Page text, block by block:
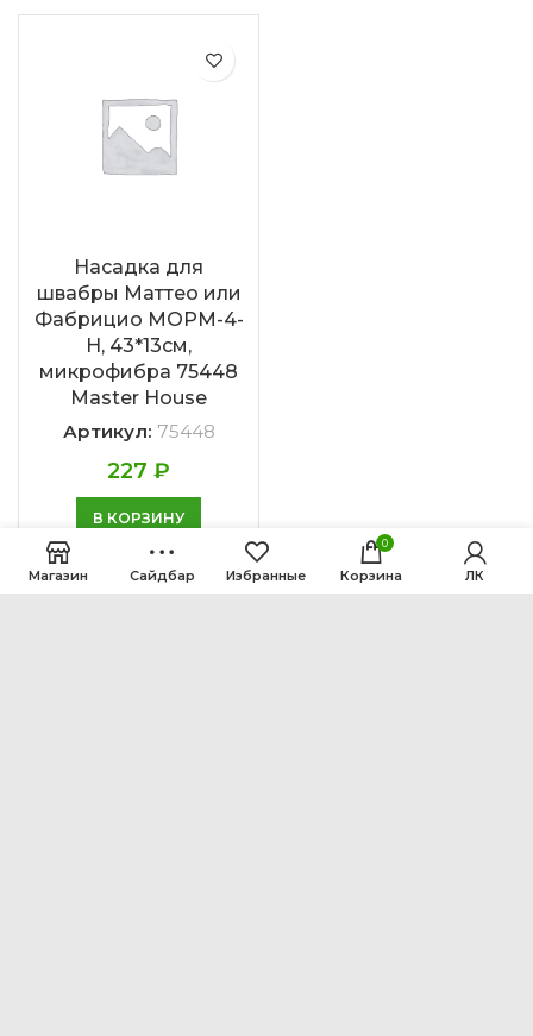
Насадка для
швабры Маттео или
Фабрицио МОРМ-4-
Н, 43*13см,
микрофибра 75448
Master House
Артикул: 75448
227 ₽
В КОРЗИНУ
Магазин Сайдбар Избранные
0
Корзина ЛК